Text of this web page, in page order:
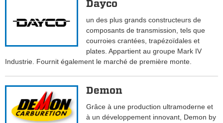
Dayco
un des plus grands constructeurs de
composants de transmission, tels que
courroies crantées, trapézoïdales et
plates. Appartient au groupe Mark IV
Industrie. Fournit également le marché de première monte.
Demon
Grâce à une production ultramoderne et
à un développement innovant, Demon by